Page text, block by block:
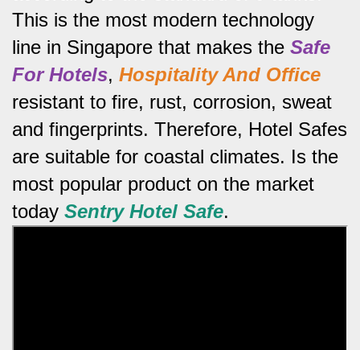
This is the most modern technology
line in Singapore that makes the Safe
For Hotels, Hospitality And Office
resistant to fire, rust, corrosion, sweat
and fingerprints. Therefore, Hotel Safes
are suitable for coastal climates. Is the
most popular product on the market
today Sentry Hotel Safe.